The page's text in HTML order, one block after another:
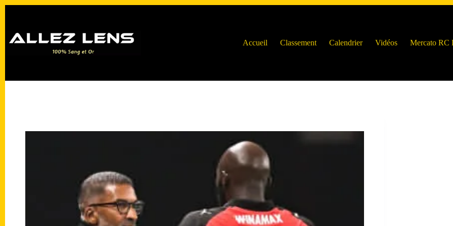
Accueil
Classement Calendrier Vidéos Mercato RC